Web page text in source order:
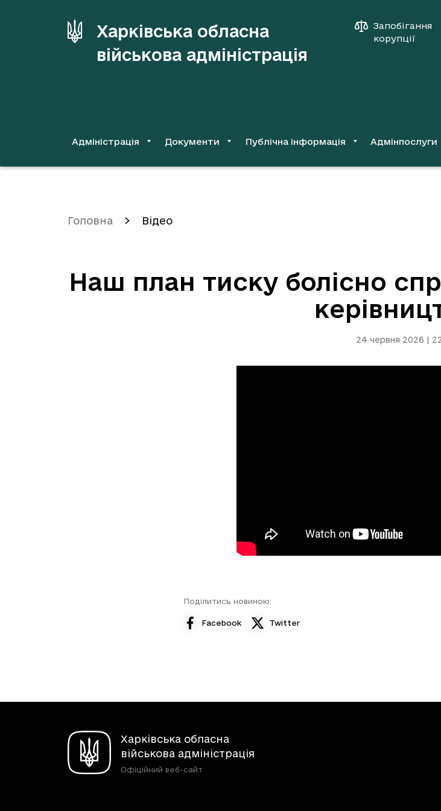
Харківська обласна
військова адміністрація
Запобігання
корупції
Адміністрація Документи Публічна інформація Адмінпослуги
Головна Відео
Наш план тиску болісно
24 червня 2026 |
Поділитись новиною:
Facebook Twitter
Харківська обласна
військова адміністрація
Офіційний веб-сайт